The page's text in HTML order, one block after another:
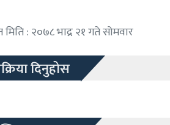
मिति : २०७८ भाद्र २१ गते सोमवार
दिनुहोस